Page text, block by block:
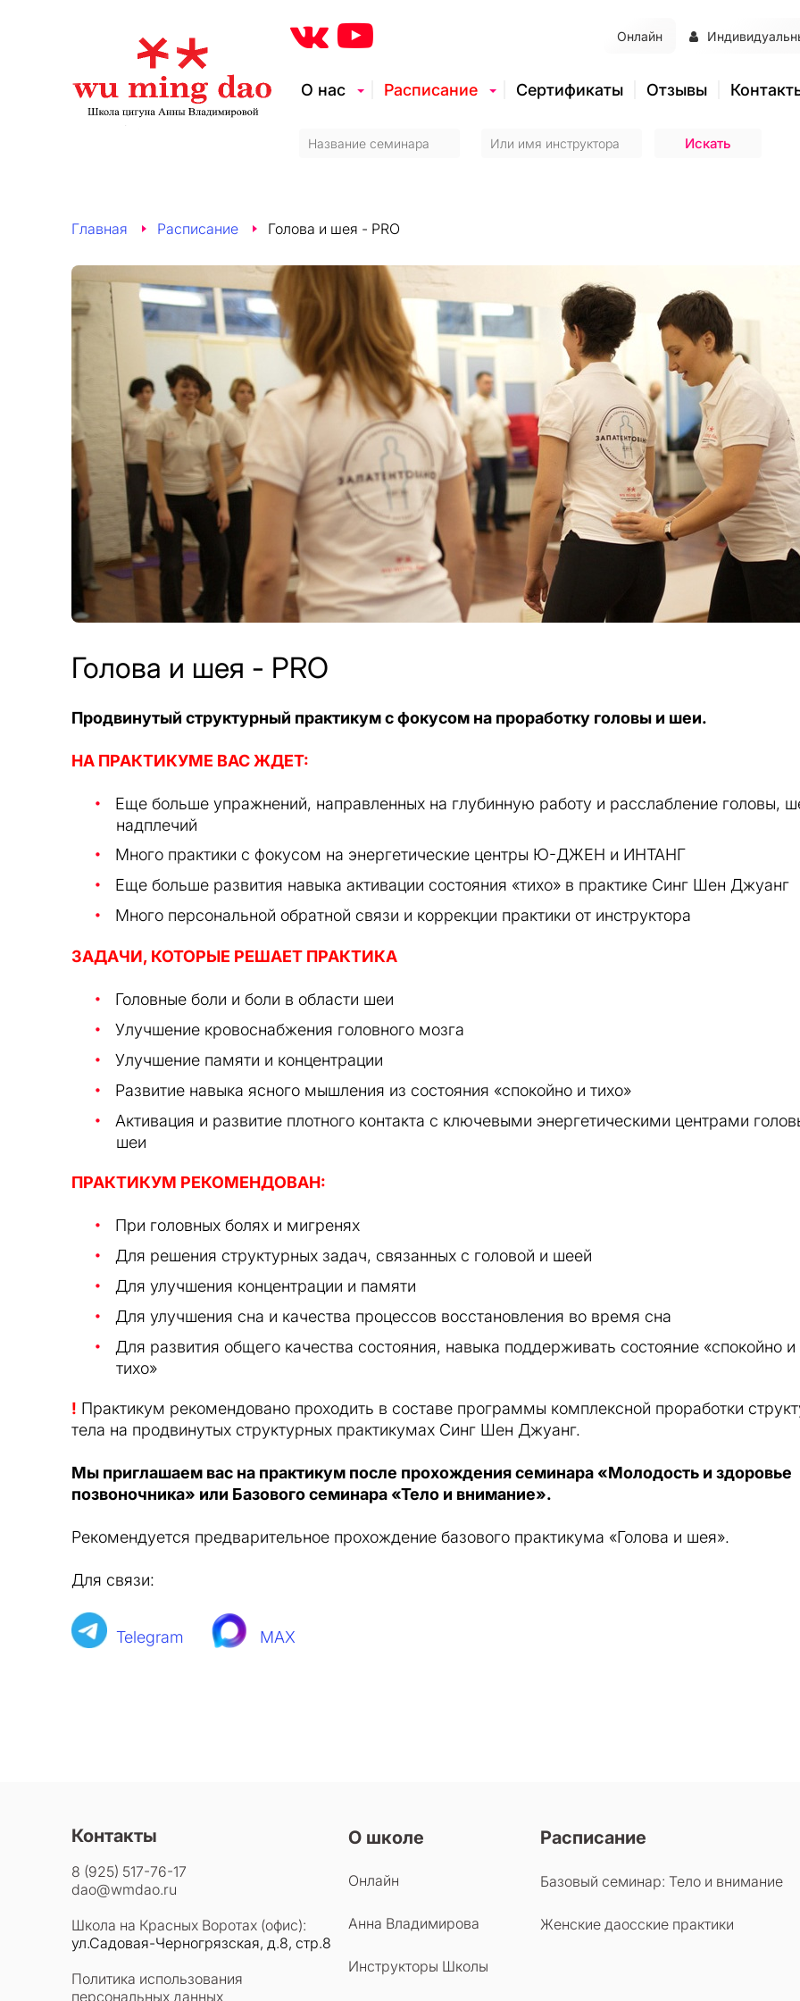
О нас Расписание Сертификаты Отзывы
Онлайн
Главная Расписание Голова и шея - PRO
Голова и шея - PRO
Продвинутый структурный практикум с фокусом на проработку головы и шеи.
НА ПРАКТИКУМЕ ВАС ЖДЕТ:
Еще больше упражнений, направленных на глубинную работу и расслабление головы,
надплечий
Много практики с фокусом на энергетические центры Ю-ДЖЕН и ИНТАНГ
Еще больше развития навыка активации состояния «тихо» в практике Синг Шен Джуанг
Много персональной обратной связи и коррекции практики от инструктора
ЗАДАЧИ, КОТОРЫЕ РЕШАЕТ ПРАКТИКА
Головные боли и боли в области шеи
Улучшение кровоснабжения головного мозга
Улучшение памяти и концентрации
Развитие навыка ясного мышления из состояния «спокойно и тихо»
Активация и развитие плотного контакта с ключевыми энергетическими центрами
шеи
ПРАКТИКУМ РЕКОМЕНДОВАН:
При головных болях и мигренях
Для решения структурных задач, связанных с головой и шеей
Для улучшения концентрации и памяти
Для улучшения сна и качества процессов восстановления во время сна
Для развития общего качества состояния, навыка поддерживать состояние «спокойно и
тихо»
! Практикум рекомендовано проходить в составе программы комплексной проработки
тела на продвинутых структурных практикумах Синг Шен Джуанг.
Мы приглашаем вас на практикум после прохождения семинара «Молодость и здоровье
позвоночника» или Базового семинара «Тело и внимание».
Рекомендуется предварительное прохождение базового практикума «Голова и шея».
Для связи:
Telegram MAX
Контакты
8 (925) 517-76-17
dao@wmdao.ru
Школа на Красных Воротах (офис):
ул.Садовая-Черногрязская, д.8, стр.8
Политика использования
персональных данных
О школе
Онлайн
Анна Владимирова
Инструкторы Школы
Расписание
Базовый семинар: Тело и внимание
Женские даосские практики